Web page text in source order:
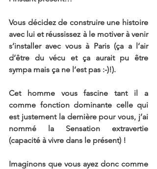
Vous décidez de construire une histoire
avec lui et réussissez à le motiver à venir
s’installer avec vous à Paris (ça a l’air
d’être du vécu et ça aurait pu être
sympa mais ça ne l’est pas :-)!).
Cet homme vous fascine tant il a
comme fonction dominante celle qui
est justement la dernière pour vous, j’ai
nommé la Sensation extravertie
(capacité à vivre dans le présent) !
Imaginons que vous ayez donc comme